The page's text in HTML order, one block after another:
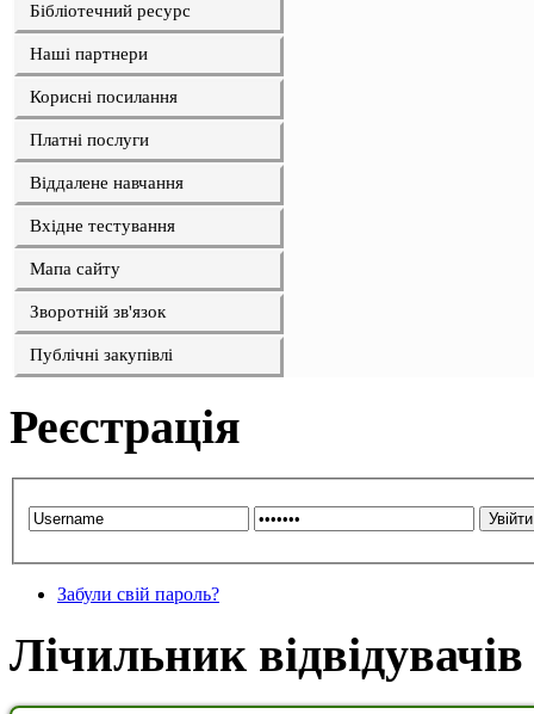
Бібліотечний ресурс
Наші партнери
Корисні посилання
Платні послуги
Віддалене навчання
Вхідне тестування
Мапа сайту
Зворотній зв'язок
Публічні закупівлі
Реєстрація
Забули свій пароль?
Лічильник відвідувачів